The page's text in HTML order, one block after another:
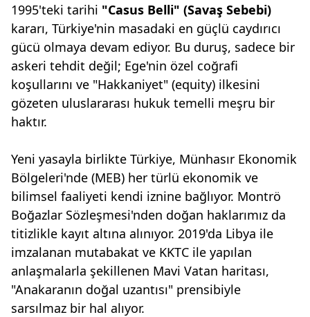
1995'teki tarihi "Casus Belli" (Savaş Sebebi)
kararı, Türkiye'nin masadaki en güçlü caydırıcı
gücü olmaya devam ediyor. Bu duruş, sadece bir
askeri tehdit değil; Ege'nin özel coğrafi
koşullarını ve "Hakkaniyet" (equity) ilkesini
gözeten uluslararası hukuk temelli meşru bir
haktır.
Yeni yasayla birlikte Türkiye, Münhasır Ekonomik
Bölgeleri'nde (MEB) her türlü ekonomik ve
bilimsel faaliyeti kendi iznine bağlıyor. Montrö
Boğazlar Sözleşmesi'nden doğan haklarımız da
titizlikle kayıt altına alınıyor. 2019'da Libya ile
imzalanan mutabakat ve KKTC ile yapılan
anlaşmalarla şekillenen Mavi Vatan haritası,
"Anakaranın doğal uzantısı" prensibiyle
sarsılmaz bir hal alıyor.